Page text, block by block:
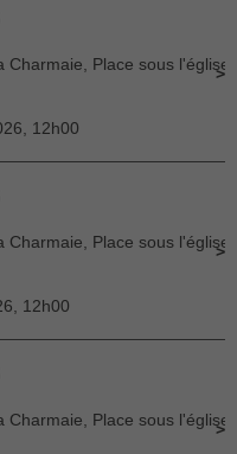
Charmaie, Place sous l'église
12h00
Charmaie, Place sous l'église
12h00
Charmaie, Place sous l'église